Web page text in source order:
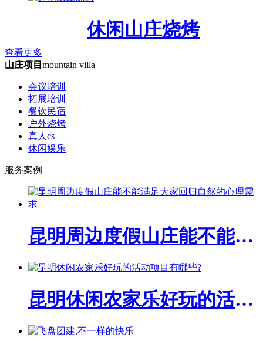
休闲山庄烧烤
查看更多
山庄项目 mountain villa
会议培训
拓展培训
餐饮民宿
户外烧烤
真人cs
休闲娱乐
服务案例
昆明周边度假山庄能不能满足大家回归自然的心理需求
昆明休闲农家乐好玩的活动项目有哪些?